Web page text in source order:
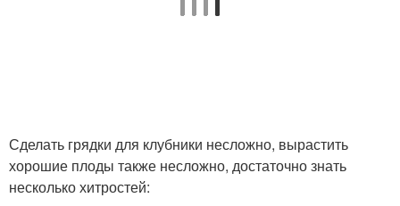
Сделать грядки для клубники несложно, вырастить
хорошие плоды также несложно, достаточно знать
несколько хитростей: